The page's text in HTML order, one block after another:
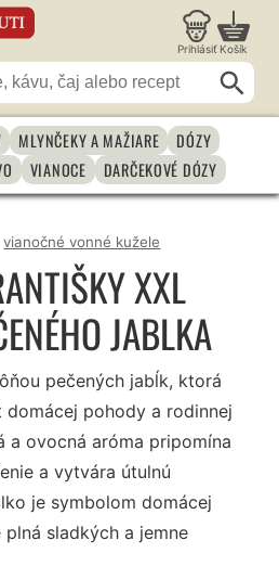
Prihlásiť Košík
MLYNČEKY A MAŽIARE
DÓZY
VIANOCE DARČEKOVÉ DÓZY
vianočné vonné kužele
XXL
JABLKA
pečených jabĺk, ktorá
pohody a rodinnej
a ovocná aróma pripomína
a vytvára útulnú
je symbolom domácej
sladkých a jemne